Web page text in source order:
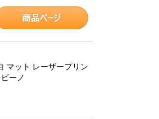
マット レーザープリン
ーノ